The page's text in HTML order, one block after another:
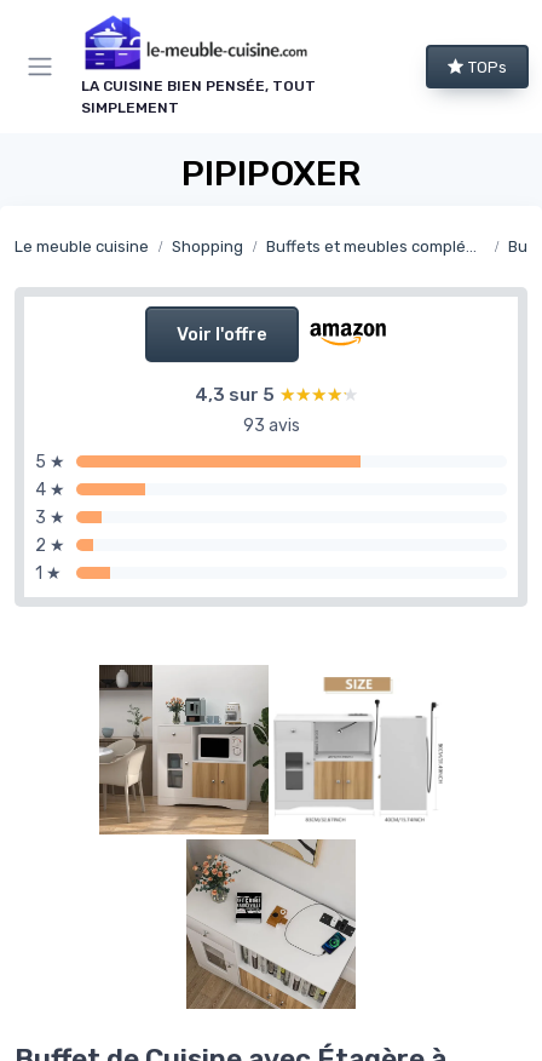
LA CUISINE BIEN PENSÉE, TOUT
SIMPLEMENT
TOPs
PIPIPOXER
Le meuble cuisine Shopping Buffets et meubles complémentaires de cuisine
Voir l'offre
4,3 sur 5 ★★★★★
★★★★★
93 avis
5 ★
4 ★
3 ★
2 ★
1 ★
Panneau de gestion des cookies